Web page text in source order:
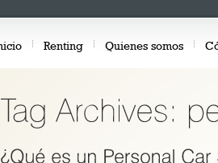
Renting Quienes somos